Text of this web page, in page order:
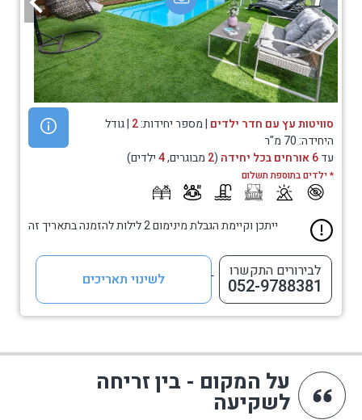
סוויטות עץ עם חדר ילדים | מספר יחידות:2 | גודל
היחידה: 70 מ"ר
עד6 אורחים בכל יחידה (
2 מבוגרים,4ילדים)
* ילדים בתוספת תשלום
ייתכן וקיימת הגבלת מינימום 2 לילות להזמנה בתאריך זה
לבירורים התקשרו
052-9788381 לשינוי תאריכים
על המקום - בין זריחה
לשקיעה